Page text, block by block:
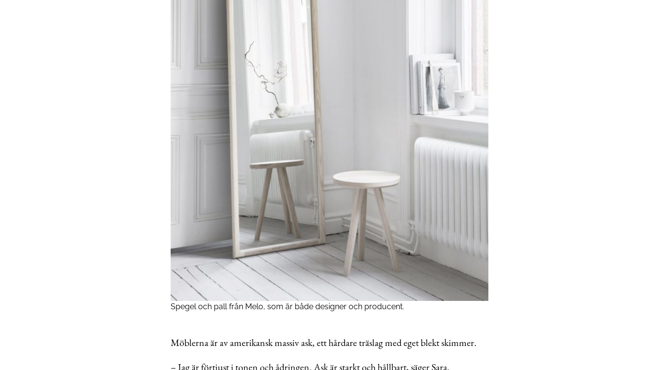
Spegel och pall från Melo, som är både designer och producent.
Möblerna är av amerikansk massiv ask, ett hårdare träslag med eget blekt skimmer.
– Jag är förtjust i tonen och ådringen. Ask är starkt och hållbart, säger Sara.